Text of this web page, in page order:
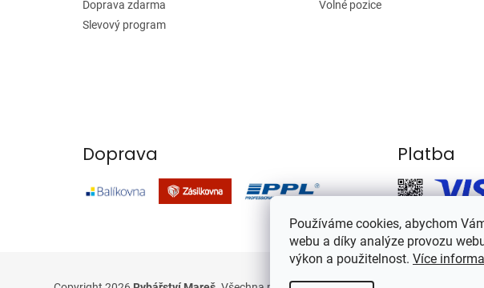
Používáme cookies, abychom
webu a díky analýze provozu
výkon a použitelnost. Více
Doprava zdarma
Slevový program
Volné pozice
Doprava Platba